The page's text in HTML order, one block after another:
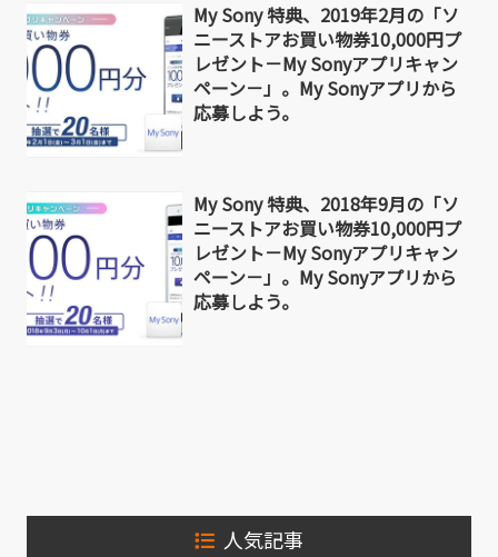
My Sony 特典、2019年2月の「ソ
ニーストアお買い物券10,000円プ
レゼント－My Sonyアプリキャン
ペーン－」。My Sonyアプリから
応募しよう。
My Sony 特典、2018年9月の「ソ
ニーストアお買い物券10,000円プ
レゼント－My Sonyアプリキャン
ペーン－」。My Sonyアプリから
応募しよう。
人気記事